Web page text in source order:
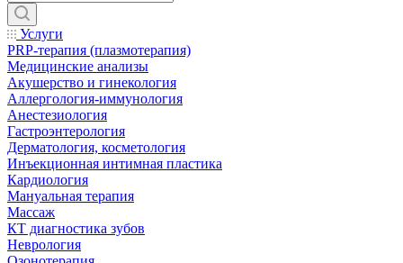
Услуги
PRP-терапия (плазмотерапия)
Медицинские анализы
Акушерство и гинекология
Аллергология-иммунология
Анестезиология
Гастроэнтерология
Дерматология, косметология
Инъекционная интимная пластика
Кардиология
Мануальная терапия
Массаж
КТ диагностика зубов
Неврология